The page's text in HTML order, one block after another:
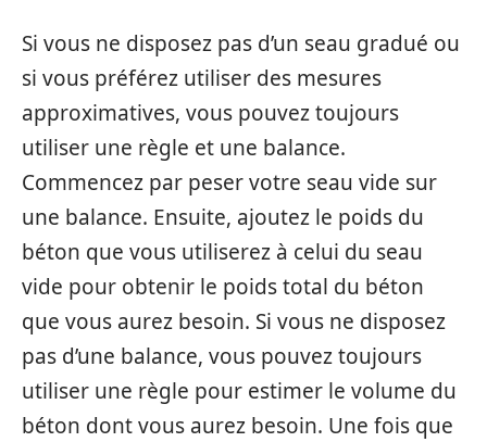
Si vous ne disposez pas d’un seau gradué ou
si vous préférez utiliser des mesures
approximatives, vous pouvez toujours
utiliser une règle et une balance.
Commencez par peser votre seau vide sur
une balance. Ensuite, ajoutez le poids du
béton que vous utiliserez à celui du seau
vide pour obtenir le poids total du béton
que vous aurez besoin. Si vous ne disposez
pas d’une balance, vous pouvez toujours
utiliser une règle pour estimer le volume du
béton dont vous aurez besoin. Une fois que